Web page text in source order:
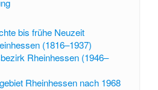
bis frühe Neuzeit
(1816–1937)
Rheinhessen (1946–
Rheinhessen nach 1968